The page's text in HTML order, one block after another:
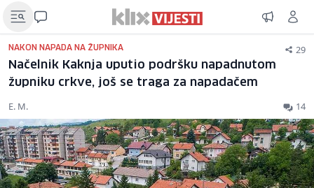
NAKON NAPADA NA ŽUPNIKA 29
Načelnik Kaknja uputio podršku napadnutom
župniku crkve, još se traga za napadačem
E. M. 14